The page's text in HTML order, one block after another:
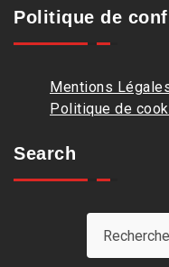
Politique de
Mentions
Politique de
Search